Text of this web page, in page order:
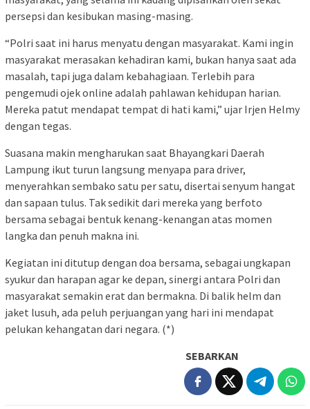
persepsi dan kesibukan masing-masing.
“Polri saat ini harus menyatu dengan masyarakat. Kami ingin
masyarakat merasakan kehadiran kami, bukan hanya saat ada
masalah, tapi juga dalam kebahagiaan. Terlebih para
pengemudi ojek online adalah pahlawan kehidupan harian.
Mereka patut mendapat tempat di hati kami,” ujar Irjen Helmy
dengan tegas.
Suasana makin mengharukan saat Bhayangkari Daerah
Lampung ikut turun langsung menyapa para driver,
menyerahkan sembako satu per satu, disertai senyum hangat
dan sapaan tulus. Tak sedikit dari mereka yang berfoto
bersama sebagai bentuk kenang-kenangan atas momen
langka dan penuh makna ini.
Kegiatan ini ditutup dengan doa bersama, sebagai ungkapan
syukur dan harapan agar ke depan, sinergi antara Polri dan
masyarakat semakin erat dan bermakna. Di balik helm dan
jaket lusuh, ada peluh perjuangan yang hari ini mendapat
pelukan kehangatan dari negara. (*)
SEBARKAN